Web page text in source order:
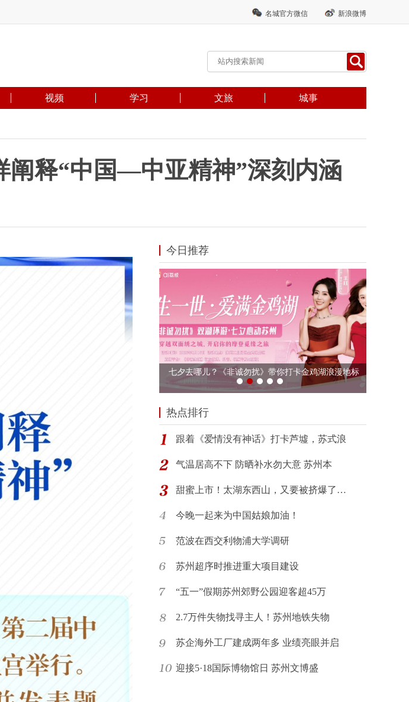
名城官方微信 新浪微博
视频 学习 文旅 城事
阐释“中国—中亚精神”深刻内涵
今日推荐
热点排行
跟着《爱情没有神话》打卡芦墟，苏式浪
气温居高不下 防晒补水勿大意 苏州本
甜蜜上市！太湖东西山，又要被挤爆了…
今晚一起来为中国姑娘加油！
范波在西交利物浦大学调研
苏州超序时推进重大项目建设
“五一”假期苏州郊野公园迎客超45万
2.7万件失物找寻主人！苏州地铁失物
苏企海外工厂建成两年多 业绩亮眼并启
迎接5·18国际博物馆日 苏州文博盛